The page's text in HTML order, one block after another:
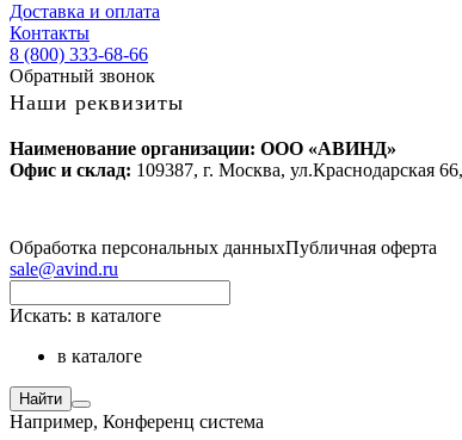
Доставка и оплата
Контакты
8 (800) 333-68-66
Обратный звонок
Наши реквизиты
Наименование организации: ООО «АВИНД»
Офис и склад: 109387, г. Москва, ул.Краснодарская
Обработка персональных данныхПубличная оферта
sale@avind.ru
Искать: в каталоге
в каталоге
Найти
Например, Конференц система